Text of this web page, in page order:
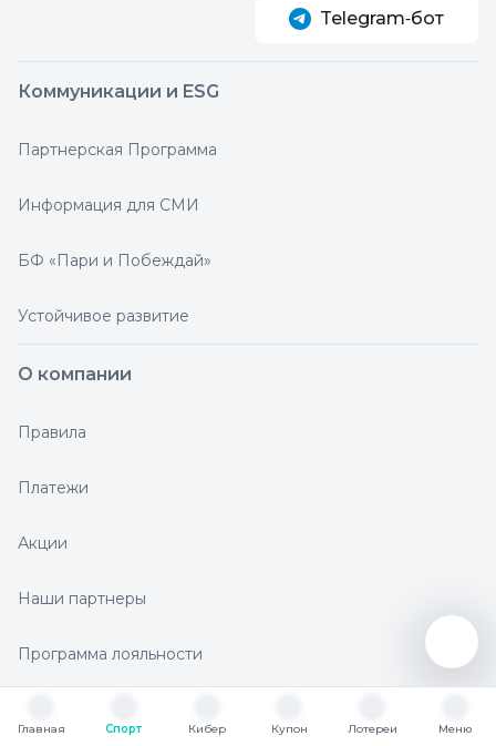
Telegram‑бот
Коммуникации и ESG
Партнерская Программа
Информация для СМИ
БФ «Пари и Побеждай»
Устойчивое развитие
О компании
Правила
Платежи
Акции
Наши партнеры
Программа лояльности
Главная
Спорт
Кибер
Купон
Лотереи
Меню